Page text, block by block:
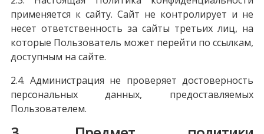
применяется к сайту. Сайт не контролирует и не
несет ответственность за сайты третьих лиц, на
которые Пользователь может перейти по ссылкам,
доступным на сайте.
2.4. Администрация не проверяет достоверность
персональных данных, предоставляемых
Пользователем.